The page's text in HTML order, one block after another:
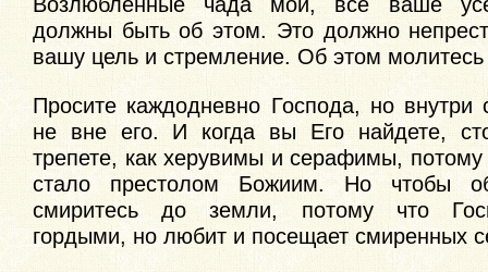
должны быть об этом. Это должно
вашу цель и стремление. Об этом молитесь
Просите каждодневно Господа, но внутри
не вне его. И когда вы Его найдете,
трепете, как херувимы и серафимы,
стало престолом Божиим. Но чтобы
смиритесь до земли, потому что
гордыми, но любит и посещает смиренных